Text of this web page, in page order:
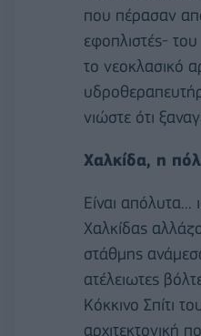
που πέρασαν
εφοπλιστές-
το νεοκλασικό
νιώστε ότι
Χαλκίδα, η
Είναι
Χαλκίδας
στάθμης
ατέλειωτες
Κόκκινο Σπίτι
αρχιτεκτονική